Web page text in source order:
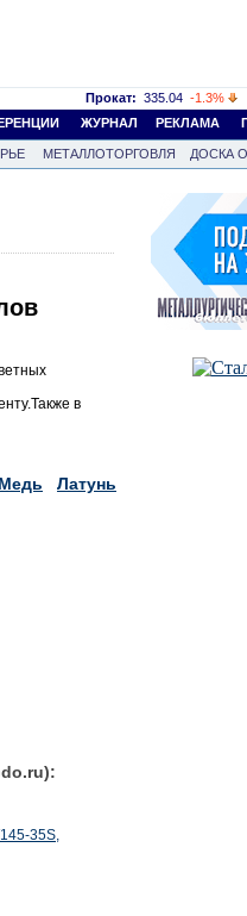
Прокат: 335.04 -1.3%
ЖУРНАЛ РЕКЛАМА
МЕТАЛЛОТОРГОВЛЯ
ДОСКА
в
Медь Латунь
35S,